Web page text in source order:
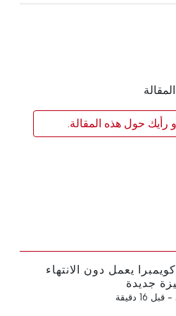
رأيك حول هذه المقالة.
يعمل دون الانتهاء
جديدة
- قبل 16 دقيقة